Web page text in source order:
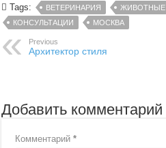
Tags:
ВЕТЕРИНАРИЯ
ЖИВОТНЫЕ
КОНСУЛЬТАЦИИ
МОСКВА
Previous
Архитектор стиля
Добавить комментарий
Комментарий*